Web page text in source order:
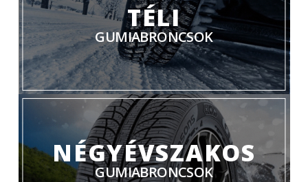
TÉLI
GUMIABRONCSOK
NÉGYÉVSZAKOS
GUMIABRONCSOK